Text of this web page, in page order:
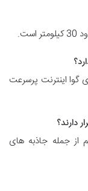
گوا اینترنت پرسرعت
دارند؟
از جمله جاذبه های